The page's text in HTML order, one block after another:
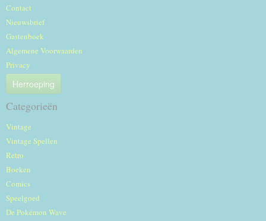
Contact
Nieuwsbrief
Gastenboek
Algemene Voorwaarden
Privacy
Herroeping
Categorieën
Vintage
Vintage Spellen
Retro
Boeken
Comics
Speelgoed
De Pokémon Wave